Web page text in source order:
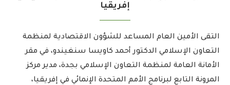
إفريقيا
التقى الأمين العام المساعد للشؤون الاقتصادية لمنظمة
التعاون الإسلامي الدكتور أحمد كاويسا سنغيندو، في مقر
الأمانة العامة لمنظمة التعاون الإسلامي بجدة، مدير مركز
المرونة التابع لبرنامج الأمم المتحدة الإنمائي في إفريقيا،